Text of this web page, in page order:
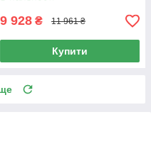
4 мм + Душовий піддон
Kapielka ST90x90x14
9 928 ₴ 11 961 ₴
Купити